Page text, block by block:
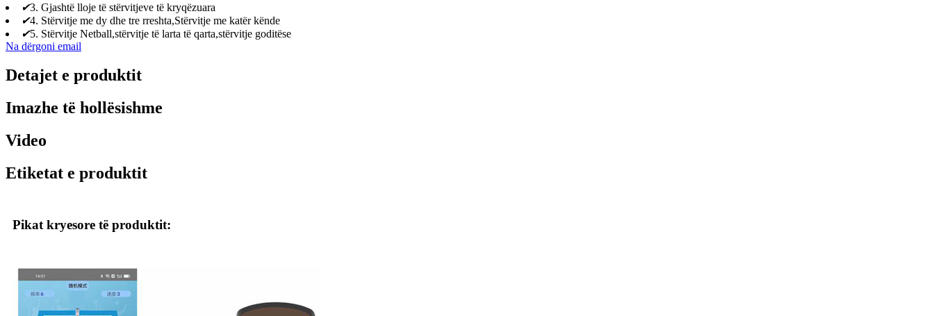
✔3. Gjashtë lloje të stërvitjeve të kryqëzuara
✔4. Stërvitje me dy dhe tre rreshta,Stërvitje me katër kënde
✔5. Stërvitje Netball,stërvitje të larta të qarta,stërvitje goditëse
Na dërgoni email
Detajet e produktit
Imazhe të hollësishme
Video
Etiketat e produktit
Pikat kryesore të produktit: